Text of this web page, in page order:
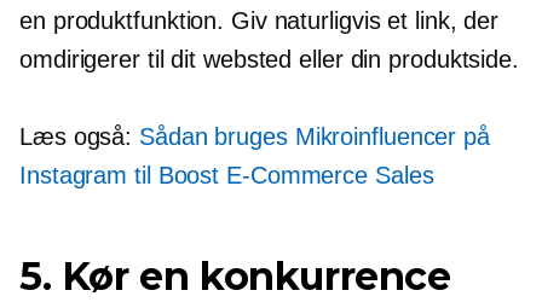
en produktfunktion. Giv naturligvis et link, der
omdirigerer til dit websted eller din produktside.
Læs også: Sådan bruges Mikroinfluencer på
Instagram til Boost E-Commerce Sales
5. Kør en konkurrence